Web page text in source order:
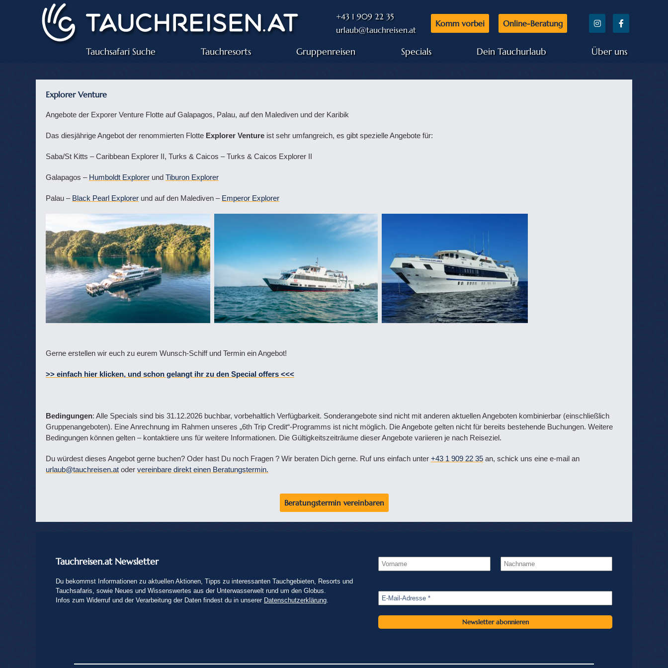
+43 1 909 22 35
urlaub@tauchreisen.at
Komm vorbei Online-Beratung
Tauchsafari Suche Tauchresorts Gruppenreisen Specials Dein Tauchurlaub Über uns
Explorer Venture
Angebote der Exporer Venture Flotte auf Galapagos, Palau, auf den Malediven und der Karibik
Das diesjährige Angebot der renommierten Flotte Explorer Venture ist sehr umfangreich, es gibt spezielle Angebote für:
Saba/St Kitts – Caribbean Explorer II, Turks & Caicos – Turks & Caicos Explorer II
Galapagos – Humboldt Explorer und Tiburon Explorer
Palau – Black Pearl Explorer und auf den Malediven – Emperor Explorer
Gerne erstellen wir euch zu eurem Wunsch-Schiff und Termin ein Angebot!
>> einfach hier klicken, und schon gelangt ihr zu den Special offers <<<
Bedingungen: Alle Specials sind bis 31.12.2026 buchbar, vorbehaltlich Verfügbarkeit. Sonderangebote sind nicht mit anderen aktuellen Angeboten kombinierbar (einschließlich
Gruppenangeboten). Eine Anrechnung im Rahmen unseres „6th Trip Credit“-Programms ist nicht möglich. Die Angebote gelten nicht für bereits bestehende Buchungen. Weitere
Bedingungen können gelten – kontaktiere uns für weitere Informationen. Die Gültigkeitszeiträume dieser Angebote variieren je nach Reiseziel.
Du würdest dieses Angebot gerne buchen? Oder hast Du noch Fragen ? Wir beraten Dich gerne. Ruf uns einfach unter +43 1 909 22 35 an, schick uns eine e-mail an
urlaub@tauchreisen.at oder vereinbare direkt einen Beratungstermin.
Beratungstermin vereinbaren
Tauchreisen.at Newsletter
Du bekommst Informationen zu aktuellen Aktionen, Tipps zu interessanten Tauchgebieten, Resorts und
Tauchsafaris, sowie Neues und Wissenswertes aus der Unterwasserwelt rund um den Globus.
Infos zum Widerruf und der Verarbeitung der Daten findest du in unserer Datenschutzerklärung.